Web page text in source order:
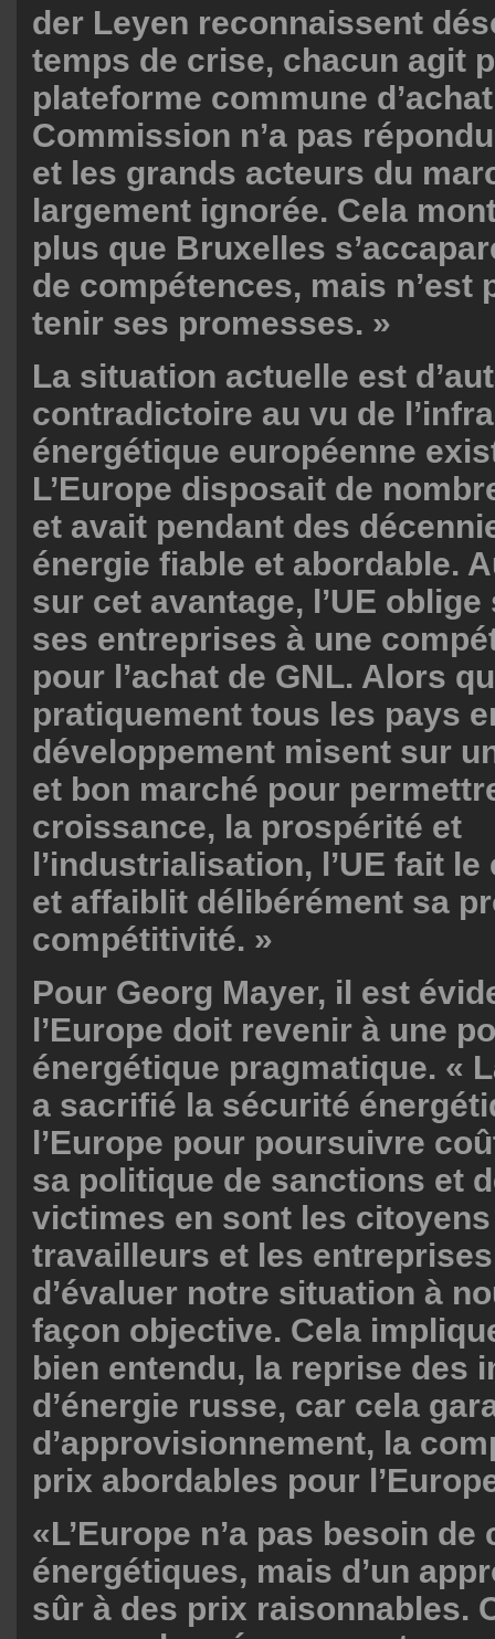
der Leyen reconnaissent
temps de crise, chacun agit
plateforme commune
Commission n’a pas
et les grands acteurs du
largement ignorée. Cela
plus que Bruxelles
de compétences, mais n’est
tenir ses promesses. »
La situation actuelle est
contradictoire au vu de
énergétique européenne
L’Europe disposait de
et avait pendant des
énergie fiable et abordable.
sur cet avantage, l’UE
ses entreprises à une
pour l’achat de GNL. Alors
pratiquement tous les pays
développement misent sur
et bon marché pour
croissance, la prospérité et
l’industrialisation, l’UE fait
et affaiblit délibérément sa
compétitivité. »
Pour Georg Mayer, il est
l’Europe doit revenir à une
énergétique pragmatique. «
a sacrifié la sécurité
l’Europe pour poursuivre
sa politique de sanctions et
victimes en sont les
travailleurs et les
d’évaluer notre situation à
façon objective. Cela
bien entendu, la reprise des
d’énergie russe, car cela
d’approvisionnement, la
prix abordables pour
«L’Europe n’a pas besoin
énergétiques, mais d’un
sûr à des prix raisonnables.